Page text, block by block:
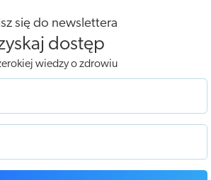
się do newslettera
dostęp
wiedzy o zdrowiu